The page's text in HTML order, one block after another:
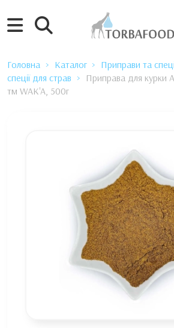
Головна Каталог Приправи та
спеції для страв
Приправа для курки
тм WAK'A, 500г